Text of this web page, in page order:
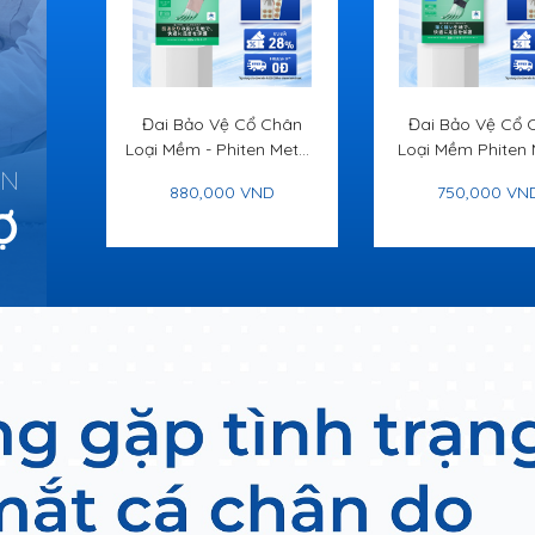
Đai Bảo Vệ Cổ Chân
Loại Mềm - Phiten Metax
880,000 VND
Đai Bảo Vệ Cổ
Loại Mềm Phiten
Metax Supporter
750,000